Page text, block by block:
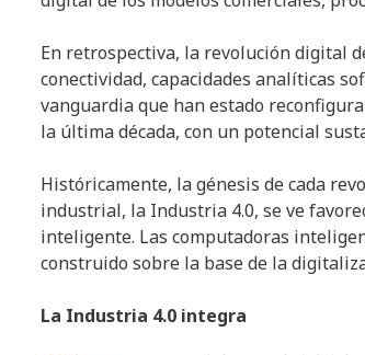
En retrospectiva, la revolución digital
conectividad, capacidades analíticas
vanguardia que han estado
la última década, con un potencial
Históricamente, la génesis de cada
industrial, la Industria 4.0, se ve
inteligente. Las computadoras
construido sobre la base de la
La Industria 4.0 integra